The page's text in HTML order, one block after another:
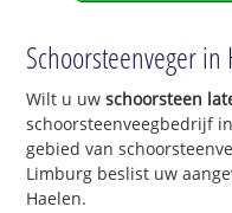
Schoorsteenveger in
Wilt u uwschoorsteen
schoorsteenveegbedrijf
gebied van
Limburg beslist uw
Haelen.